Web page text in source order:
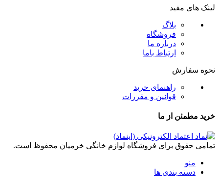
لینک های مفید
بلاگ
فروشگاه
درباره ما
ارتباط باما
نحوه سفارش
راهنمای خرید
قوانین و مقررات
خرید مطمئن از ما
تمامی حقوق برای فروشگاه لوازم خانگی خرمیان محفوظ است.
منو
دسته بندی ها